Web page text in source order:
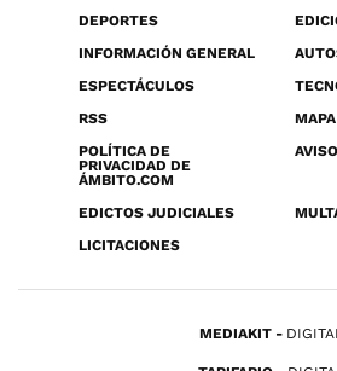
DEPORTES
INFORMACIÓN GENERAL
ESPECTÁCULOS
RSS
POLÍTICA DE
PRIVACIDAD DE
ÁMBITO.COM
EDICTOS JUDICIALES
LICITACIONES
MEDIAKIT